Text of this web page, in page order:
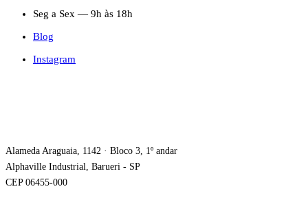
Seg a Sex — 9h às 18h
Blog
Instagram
Alameda Araguaia, 1142 · Bloco 3, 1º andar
Alphaville Industrial, Barueri - SP
CEP 06455-000